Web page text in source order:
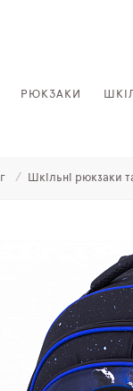
РЮКЗАКИ
Шкільні рюкзаки